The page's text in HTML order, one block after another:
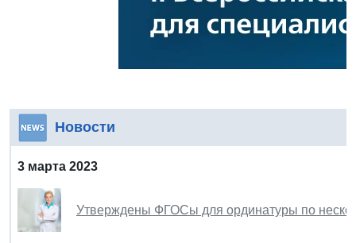
Новости
3 марта 2023
Утверждены ФГОСы для ординатуры по